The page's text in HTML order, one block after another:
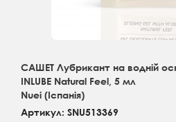
САШЕТ Лубрикант на водній
INLUBE Natural Feel, 5 мл
Nuei (Іспанія)
Артикул: SNU513369